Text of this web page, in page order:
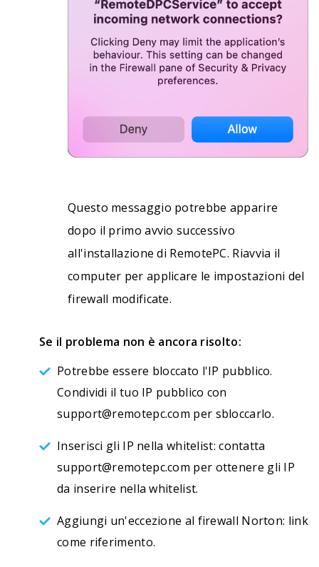
Questo messaggio potrebbe apparire
dopo il primo avvio successivo
all'installazione di RemotePC. Riavvia il
computer per applicare le impostazioni del
firewall modificate.
Se il problema non è ancora risolto:
Potrebbe essere bloccato l'IP pubblico.
Condividi il tuo IP pubblico con
support@remotepc.com per sbloccarlo.
Inserisci gli IP nella whitelist: contatta
support@remotepc.com per ottenere gli IP
da inserire nella whitelist.
Aggiungi un'eccezione al firewall Norton: link
come riferimento.